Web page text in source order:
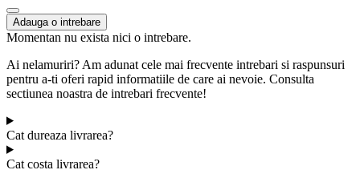
Adauga o intrebare
Momentan nu exista nici o intrebare.
Ai nelamuriri? Am adunat cele mai frecvente intrebari si raspunsuri
pentru a-ti oferi rapid informatiile de care ai nevoie. Consulta
sectiunea noastra de intrebari frecvente!
Cat dureaza livrarea?
Cat costa livrarea?